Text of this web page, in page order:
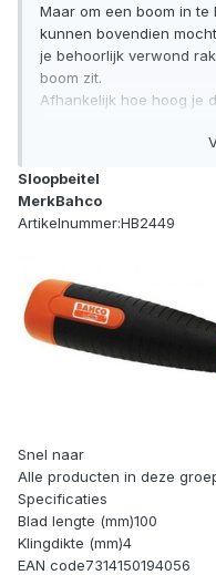
Maar om een boom in te
kunnen bovendien
je behoorlijk verwond
boom zit.
Afhankelijk hoe hoog je
behoorlijk hard de
met messen.
En je kan ook nog
maken van gehakte
Sloopbeitel
MerkBahco
Artikelnummer:HB2449
Snel naar
Alle producten in deze
Specificaties
Blad lengte (mm)100
Klingdikte (mm)4
EAN code7314150194056